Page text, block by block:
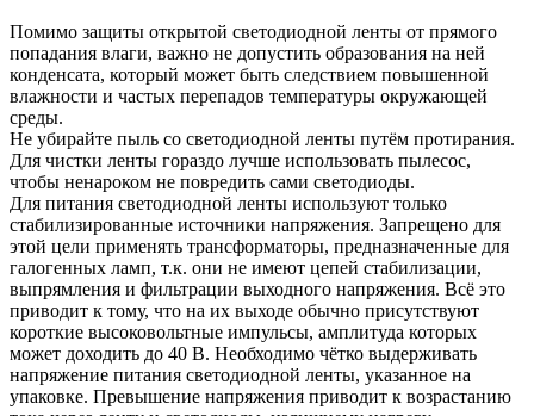
Помимо защиты открытой светодиодной ленты от прямого
попадания влаги, важно не допустить образования на ней
конденсата, который может быть следствием повышенной
влажности и частых перепадов температуры окружающей
среды.
Не убирайте пыль со светодиодной ленты путём протирания.
Для чистки ленты гораздо лучше использовать пылесос,
чтобы ненароком не повредить сами светодиоды.
Для питания светодиодной ленты используют только
стабилизированные источники напряжения. Запрещено для
этой цели применять трансформаторы, предназначенные для
галогенных ламп, т.к. они не имеют цепей стабилизации,
выпрямления и фильтрации выходного напряжения. Всё это
приводит к тому, что на их выходе обычно присутствуют
короткие высоковольтные импульсы, амплитуда которых
может доходить до 40 В. Необходимо чётко выдерживать
напряжение питания светодиодной ленты, указанное на
упаковке. Превышение напряжения приводит к возрастанию